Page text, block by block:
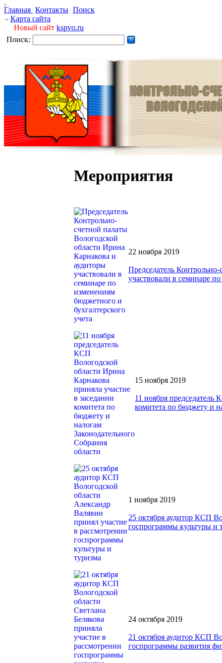
Главная Контакты Поиск
Карта сайта
Новый сайт kspvo.ru
Поиск:
Мероприятия
22 ноября 2019
Председатель
участвовали в семинаре
15 ноября 2019
11 ноября председатель
комитета по бюджету и
1 ноября 2019
25 октября аудитор КСП
госпрограммы культуры и
24 октября 2019
21 октября аудитор КСП
госпрограммы развития